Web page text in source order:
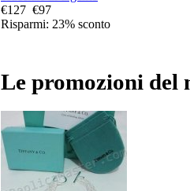
€127 €97
Risparmi: 23% sconto
Le promozioni del